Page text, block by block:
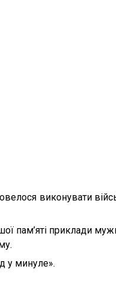
виконувати
пам’яті приклади
у минуле».